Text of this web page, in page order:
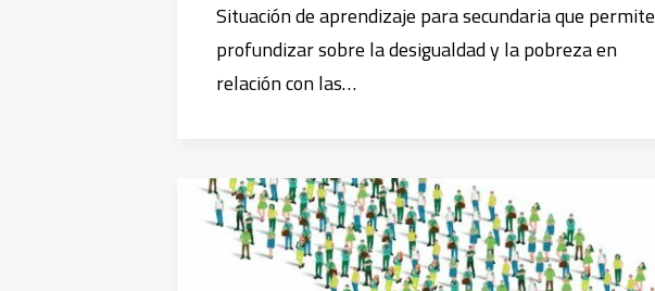
Situación de aprendizaje para secundaria que permite
profundizar sobre la desigualdad y la pobreza en
relación con las…